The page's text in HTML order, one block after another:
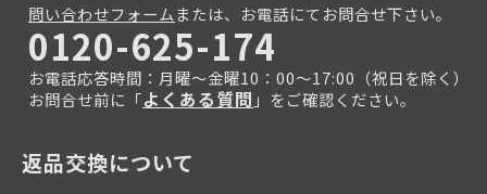
問い合わせフォームまたは、お電話にてお問合せ下さい。
0120-625-174
お電話応答時間：月曜～金曜10：00～17:00（祝日を除く）
お問合せ前に「よくある質問 」をご確認ください。
返品交換について